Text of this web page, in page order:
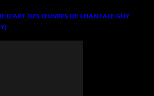
D’ART DES ŒUVRES DE CHANTALE GUY